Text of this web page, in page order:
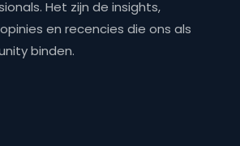
Het zijn de insights,
en recencies die ons als
binden.